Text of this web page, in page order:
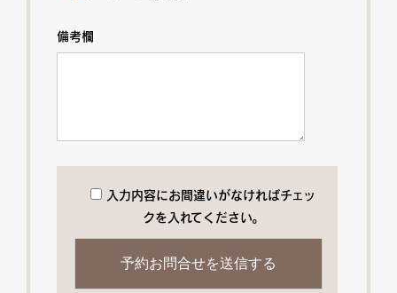
備考欄
入力内容にお間違いがなければチェッ
クを入れてください。